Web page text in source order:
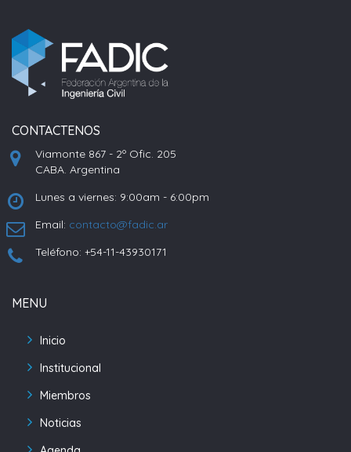
CONTACTENOS
Viamonte 867 - 2º Ofic. 205
CABA. Argentina
Lunes a viernes: 9:00am - 6:00pm
Email: contacto@fadic.ar
Teléfono: +54-11-43930171
MENU
Inicio
Institucional
Miembros
Noticias